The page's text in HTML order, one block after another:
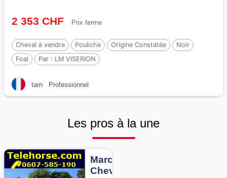
2 353 CHF Prix ferme
Cheval à vendre Pouliche Origine Constatée
Noir
Foal
Par : LM VISERION
tarn Professionnel
Les pros à la une
Marcheurs
Chevaux